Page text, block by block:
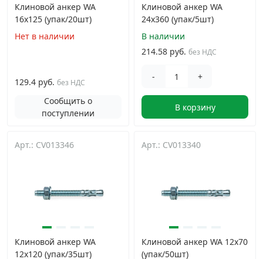
Клиновой анкер WA
16х125 (упак/20шт)
Нет в наличии
129.4 руб. без НДС
Сообщить о
поступлении
Клиновой анкер WA
24х360 (упак/5шт)
В наличии
214.58 руб. без НДС
- +
В корзину
Арт.: CV013346
Клиновой анкер WA
12х120 (упак/35шт)
Арт.: CV013340
Клиновой анкер WA 12х70
(упак/50шт)